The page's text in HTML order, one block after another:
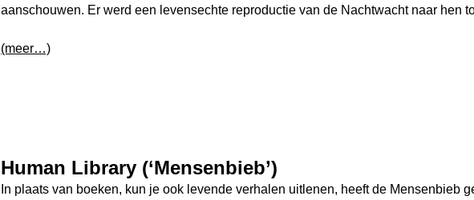
aanschouwen. Er werd een levensechte reproductie van de Nachtwacht naar hen
(meer…)
Human Library (‘Mensenbieb’)
In plaats van boeken, kun je ook levende verhalen uitlenen, heeft de Mensenbieb